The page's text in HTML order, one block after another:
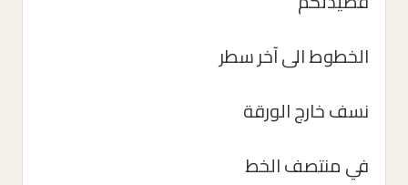
الخطوط الى آخر سطر
نسف خارج الورقة
في منتصف الخط